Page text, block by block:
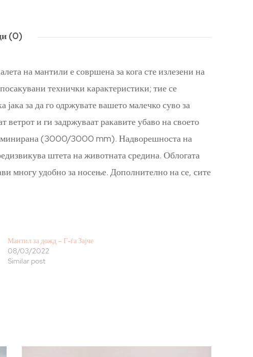
(0)
на мантили е совршена за кога сте излезени на
технички карактеристики; тие се
за да го одржувате вашето малечко суво за
и ги задржуваат ракавите убаво на своето
(3000/3000 mm). Надворешноста на
штета на животната средина. Облогата
многу удобно за носење. Дополнително на се, сите
Мантил за дожд – Г-ѓа Зајче
08/03/2022
Similar post